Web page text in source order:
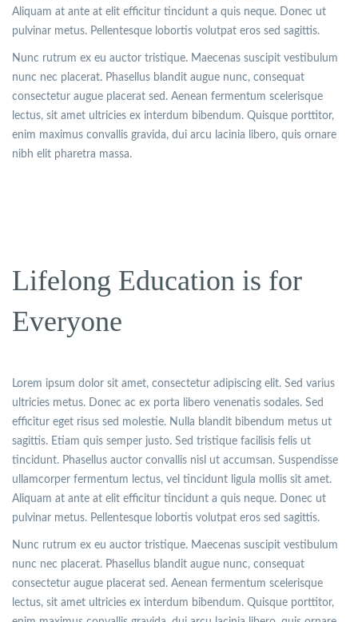
Aliquam at ante at elit efficitur tincidunt a quis neque. Donec ut
pulvinar metus. Pellentesque lobortis volutpat eros sed sagittis.
Nunc rutrum ex eu auctor tristique. Maecenas suscipit vestibulum
nunc nec placerat. Phasellus blandit augue nunc, consequat
consectetur augue placerat sed. Aenean fermentum scelerisque
lectus, sit amet ultricies ex interdum bibendum. Quisque porttitor,
enim maximus convallis gravida, dui arcu lacinia libero, quis ornare
nibh elit pharetra massa.
Lifelong Education is for
Everyone
Lorem ipsum dolor sit amet, consectetur adipiscing elit. Sed varius
ultricies metus. Donec ac ex porta libero venenatis sodales. Sed
efficitur eget risus sed molestie. Nulla blandit bibendum metus ut
sagittis. Etiam quis semper justo. Sed tristique facilisis felis ut
tincidunt. Phasellus auctor convallis nisl ut accumsan. Suspendisse
ullamcorper fermentum lectus, vel tincidunt ligula mollis sit amet.
Aliquam at ante at elit efficitur tincidunt a quis neque. Donec ut
pulvinar metus. Pellentesque lobortis volutpat eros sed sagittis.
Nunc rutrum ex eu auctor tristique. Maecenas suscipit vestibulum
nunc nec placerat. Phasellus blandit augue nunc, consequat
consectetur augue placerat sed. Aenean fermentum scelerisque
lectus, sit amet ultricies ex interdum bibendum. Quisque porttitor,